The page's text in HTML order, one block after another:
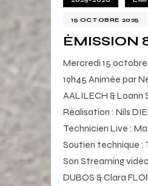
15 OCTOBRE 2025
ÉMISSION
Mercredi 15 octobre
19h45 Animée par
AALILECH & Loann
Réalisation : Nils
Technicien Live :
Soutien technique :
Son Streaming
DUBOS & Clara